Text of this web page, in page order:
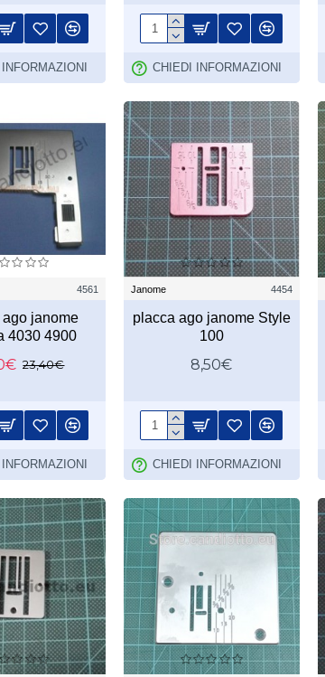
CHIEDI INFORMAZIONI
4561
janome
4030 4900
23,40€
Janome 4454
placca ago janome Style
100
8,50€
CHIEDI INFORMAZIONI